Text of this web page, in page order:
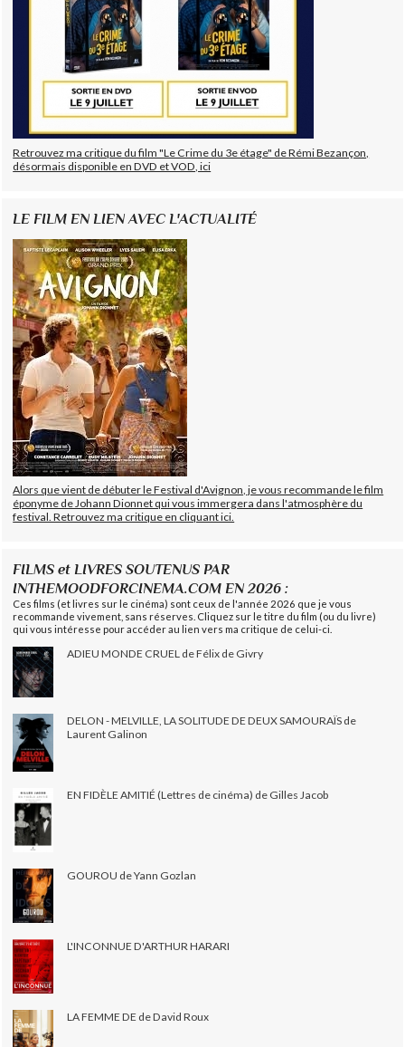
Retrouvez ma critique du film "Le Crime du 3e étage" de Rémi Bezançon,
désormais disponible en DVD et VOD, ici
LE FILM EN LIEN AVEC L'ACTUALITÉ
Alors que vient de débuter le Festival d'Avignon, je vous recommande le film
éponyme de Johann Dionnet qui vous immergera dans l'atmosphère du
festival. Retrouvez ma critique en cliquant ici.
FILMS et LIVRES SOUTENUS PAR
INTHEMOODFORCINEMA.COM EN 2026 :
Ces films (et livres sur le cinéma) sont ceux de l'année 2026 que je vous
recommande vivement, sans réserves. Cliquez sur le titre du film (ou du livre)
qui vous intéresse pour accéder au lien vers ma critique de celui-ci.
ADIEU MONDE CRUEL de Félix de Givry
DELON - MELVILLE, LA SOLITUDE DE DEUX SAMOURAÏS de
Laurent Galinon
EN FIDÈLE AMITIÉ (Lettres de cinéma) de Gilles Jacob
GOUROU de Yann Gozlan
L'INCONNUE D'ARTHUR HARARI
LA FEMME DE de David Roux